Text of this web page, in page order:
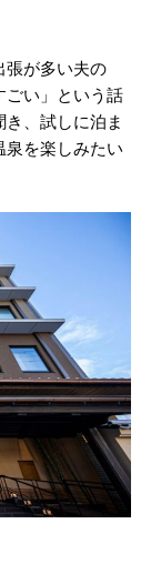
が多い夫の
ごい」という話
、試しに泊ま
泉を楽しみたい